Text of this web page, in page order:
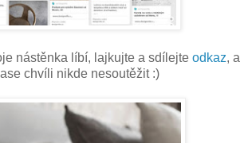
nástěnka líbí, lajkujte a sdílejte odkaz, a
chvíli nikde nesoutěžit :)